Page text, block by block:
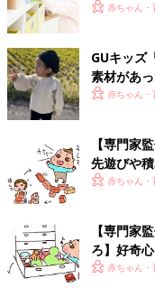
赤ちゃん・
GUキッズ
素材があ
赤ちゃん・
【専門家
先遊びや
みよう
赤ちゃん・
【専門家
ろ】好奇
楽しんで
赤ちゃん・